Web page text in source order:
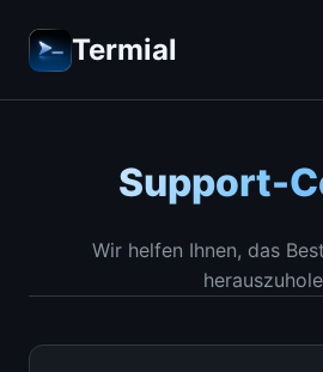
Termial
Support-
Wir helfen Ihnen, das